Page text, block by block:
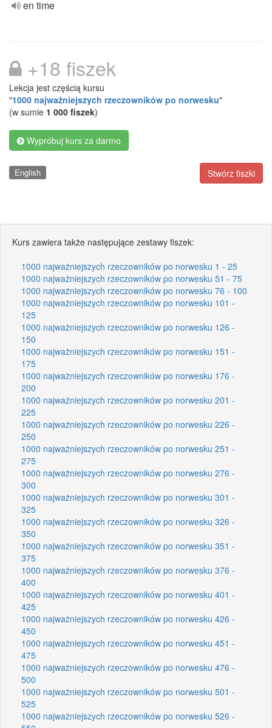
en time
+18 fiszek
Lekcja jest częścią kursu
"1000 najważniejszych rzeczowników po norwesku"
(w sumie 1 000 fiszek)
Wypróbuj kurs za darmo
Stwórz fiszki
English
Kurs zawiera także następujące zestawy fiszek:
1000 najważniejszych rzeczowników po norwesku 1 - 25
1000 najważniejszych rzeczowników po norwesku 51 - 75
1000 najważniejszych rzeczowników po norwesku 76 - 100
1000 najważniejszych rzeczowników po norwesku 101 -
125
1000 najważniejszych rzeczowników po norwesku 126 -
150
1000 najważniejszych rzeczowników po norwesku 151 -
175
1000 najważniejszych rzeczowników po norwesku 176 -
200
1000 najważniejszych rzeczowników po norwesku 201 -
225
1000 najważniejszych rzeczowników po norwesku 226 -
250
1000 najważniejszych rzeczowników po norwesku 251 -
275
1000 najważniejszych rzeczowników po norwesku 276 -
300
1000 najważniejszych rzeczowników po norwesku 301 -
325
1000 najważniejszych rzeczowników po norwesku 326 -
350
1000 najważniejszych rzeczowników po norwesku 351 -
375
1000 najważniejszych rzeczowników po norwesku 376 -
400
1000 najważniejszych rzeczowników po norwesku 401 -
425
1000 najważniejszych rzeczowników po norwesku 426 -
450
1000 najważniejszych rzeczowników po norwesku 451 -
475
1000 najważniejszych rzeczowników po norwesku 476 -
500
1000 najważniejszych rzeczowników po norwesku 501 -
525
1000 najważniejszych rzeczowników po norwesku 526 -